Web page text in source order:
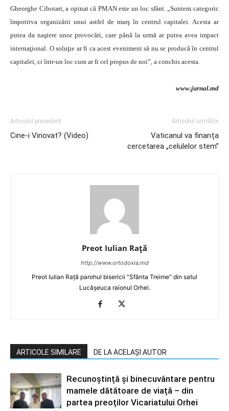
Gheorghe Cibotari, a opinat că PMAN este un loc sfânt. „Suntem categoric
împotriva organizării unui astfel de marş în centrul capitalei. Acesta ar
putea da naştere unor provocări, care până la urmă ar putea avea impact
internaţional. O soluţie ar fi ca acest eveniment să nu se producă în centrul
capitalei, ci într-un loc cum ar fi cel propus de noi”, a conchis acesta.
www.jurnal.md
Articolul precedent
Cine-i Vinovat? (Video)
Articolul următor
Vaticanul va finanţa
cercetarea „celulelor stem”
Preot Iulian Raţă
http://www.ortodoxia.md
Preot Iulian Rață parohul bisericii ”Sfânta Treime” din satul
Lucășeuca raionul Orhei.
ARTICOLE SIMILARE DE LA ACELAȘI AUTOR
Recunoștință și binecuvântare pentru
mamele dătătoare de viață – din
partea preoților Vicariatului Orhei